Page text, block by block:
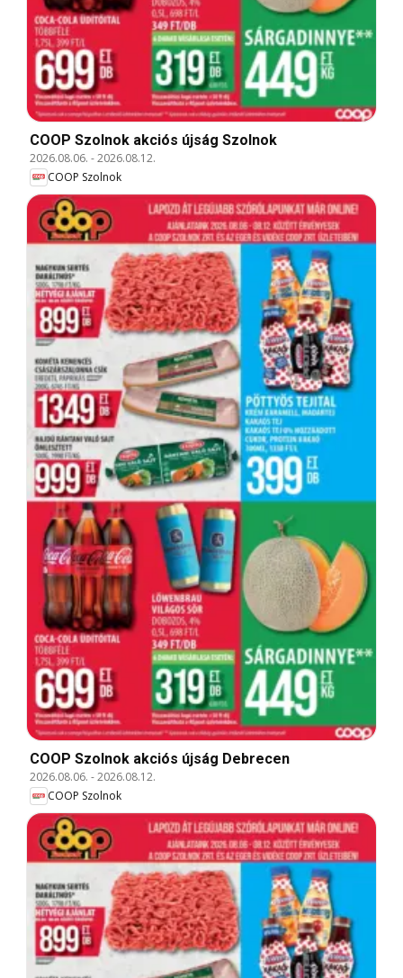
COOP Szolnok akciós újság Szolnok
2026.08.06. -2026.08.12.
COOP Szolnok
COOP Szolnok akciós újság Debrecen
2026.08.06. -2026.08.12.
COOP Szolnok